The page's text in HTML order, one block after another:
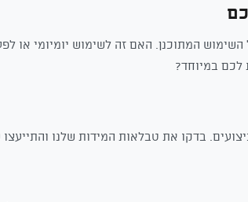
המתוכנן. האם זה לשימוש יומיומי או
לכם במיוחד?
בדקו את טבלאות המידות שלנו